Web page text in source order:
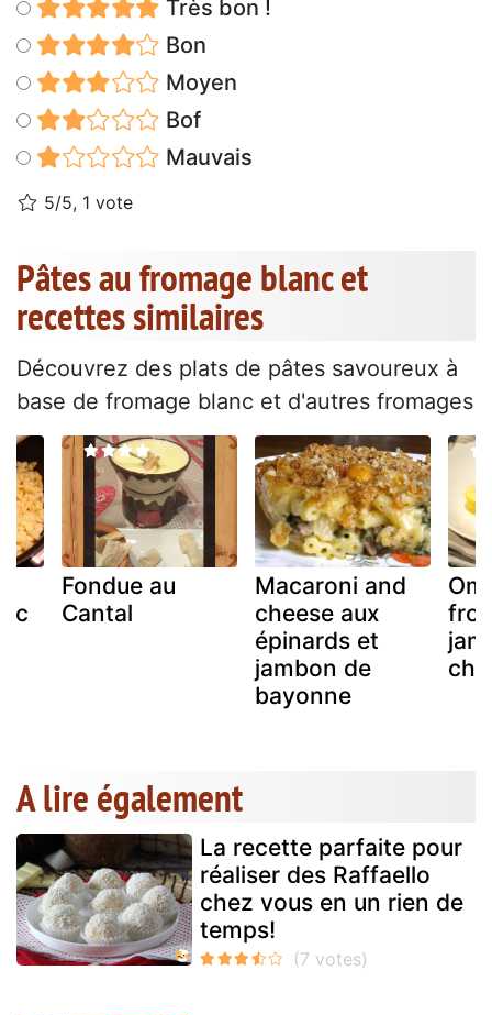
Très bon !
Bon
Moyen
Bof
Mauvais
5/5, 1 vote
Pâtes au fromage blanc et
recettes similaires
Découvrez des plats de pâtes savoureux à
base de fromage blanc et d'autres fromages
Fondue au
Cantal
Macaroni and
cheese aux
épinards et
jambon de
bayonne
A lire également
La recette parfaite pour
réaliser des Raffaello
chez vous en un rien de
temps!